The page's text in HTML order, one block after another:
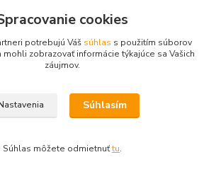
Upravit sběr cookies.
cookies
potrebujú Váš súhlas s použitím súborov
mohli zobrazovať informácie týkajúce sa Vašich
záujmov.
Súhlasím
Súhlas môžete odmietnuťtu.